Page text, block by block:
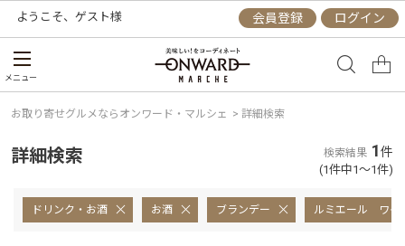
ようこそ、 ゲスト様 会員登録 ログイン
メニュー
お取り寄せグルメならオンワード・マルシェ > 詳細検索
詳細検索 検索結果 1件
(1件中1～1件)
ドリンク・お酒 お酒 ブランデー ルミエール ワイ